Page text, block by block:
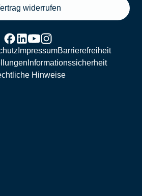
widerrufen
ImpressumBarrierefreiheit
Informationssicherheit
Hinweise